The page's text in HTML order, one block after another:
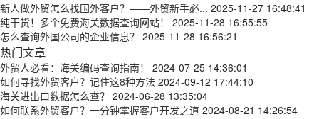
新人做外贸怎么找国外客户？——外贸新手必... 2025-11-27 16:48:41
纯干货！多个免费海关数据查询网站！
2025-11-28 16:55:55
怎么查询外国公司的企业信息？ 2025-11-28 16:56:21
热门文章
外贸人必看：海关编码查询指南！
2024-07-25 14:36:01
如何寻找外贸客户？记住这8种方法 2024-09-12 17:44:10
海关进出口数据怎么查？ 2024-06-28 13:35:04
如何联系外贸客户？一分钟掌握客户开发之道 2024-08-21 14:26:54